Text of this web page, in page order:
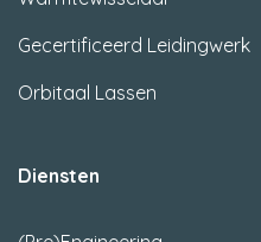
Gecertificeerd Leidingwerk
Orbitaal Lassen
Diensten